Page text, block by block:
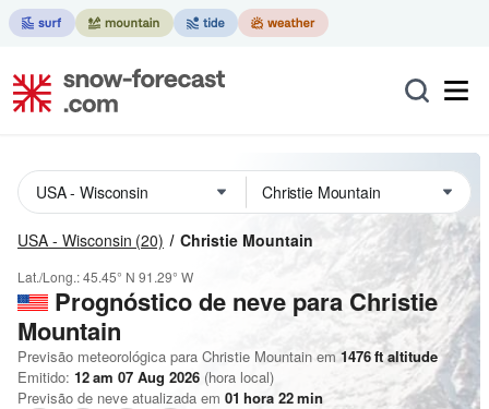
USA - Wisconsin (20) Christie Mountain
Lat./Long.:45.45° N 91.29° W
Prognóstico de neve para Christie
Mountain
Previsão meteorológica para Christie Mountain em 1476ftaltitude
Emitido: 12 am 07 Aug 2026 (hora local)
Previsão de neve atualizada em 01 hora 22min